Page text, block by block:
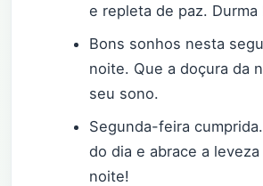
e repleta de paz. Durma
Bons sonhos nesta
noite. Que a doçura da
seu sono.
Segunda-feira
do dia e abrace a
noite!